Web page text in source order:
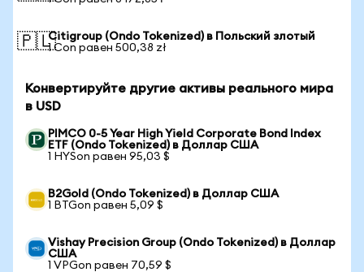
🇵🇱Citigroup (Ondo Tokenized) в Польский злотый
1 Con равен 500,38 zł
Конвертируйте другие активы реального мира
в USD
PIMCO 0-5 Year High Yield Corporate Bond Index
ETF (Ondo Tokenized) в Доллар США
1 HYSon равен 95,03 $
B2Gold (Ondo Tokenized) в Доллар США
1 BTGon равен 5,09 $
Vishay Precision Group (Ondo Tokenized) в Доллар
США
1 VPGon равен 70,59 $